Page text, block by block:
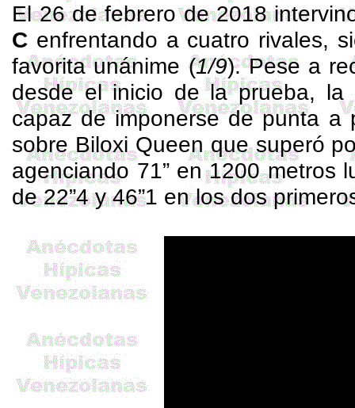
El 26 de febrero de 2018
C enfrentando a cuatro rivales,
favorita unánime (1/9). Pese a
desde el inicio de la prueba,
capaz de imponerse de punta
sobreBiloxiQueen que superó
agenciando 71” en 1200 metros
de 22”4 y 46”1 en los dos